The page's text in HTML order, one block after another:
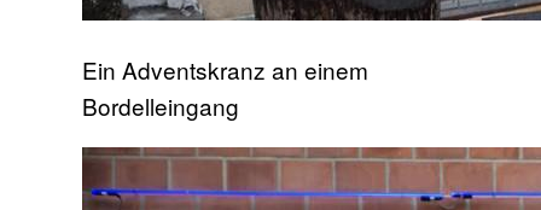
Ein Adventskranz an einem
Bordelleingang